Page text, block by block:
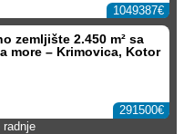
1049387€
zemljište 2.450 m² sa
more – Krimovica, Kotor
291500€